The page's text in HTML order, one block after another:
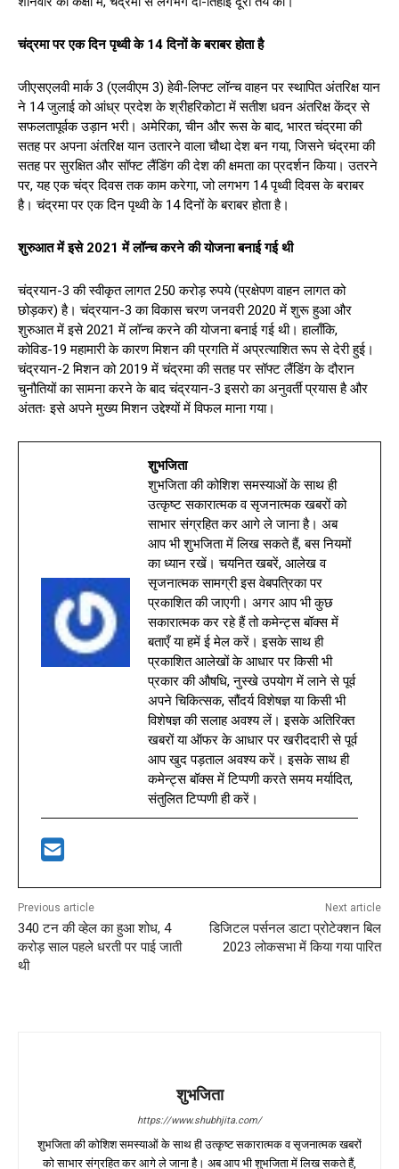
चंद्रमा पर एक दिन पृथ्वी के 14 दिनों के बराबर होता है
जीएसएलवी मार्क 3 (एलवीएम 3) हेवी-लिफ्ट लॉन्च वाहन पर स्थापित अंतरिक्ष यान
ने 14 जुलाई को आंध्र प्रदेश के श्रीहरिकोटा में सतीश धवन अंतरिक्ष केंद्र से
सफलतापूर्वक उड़ान भरी। अमेरिका, चीन और रूस के बाद, भारत चंद्रमा की
सतह पर अपना अंतरिक्ष यान उतारने वाला चौथा देश बन गया, जिसने चंद्रमा की
सतह पर सुरक्षित और सॉफ्ट लैंडिंग की देश की क्षमता का प्रदर्शन किया। उतरने
पर, यह एक चंद्र दिवस तक काम करेगा, जो लगभग 14 पृथ्वी दिवस के बराबर
है। चंद्रमा पर एक दिन पृथ्वी के 14 दिनों के बराबर होता है।
शुरुआत में इसे 2021 में लॉन्च करने की योजना बनाई गई थी
चंद्रयान-3 की स्वीकृत लागत 250 करोड़ रुपये (प्रक्षेपण वाहन लागत को
छोड़कर) है। चंद्रयान-3 का विकास चरण जनवरी 2020 में शुरू हुआ और
शुरुआत में इसे 2021 में लॉन्च करने की योजना बनाई गई थी। हालाँकि,
कोविड-19 महामारी के कारण मिशन की प्रगति में अप्रत्याशित रूप से देरी हुई।
चंद्रयान-2 मिशन को 2019 में चंद्रमा की सतह पर सॉफ्ट लैंडिंग के दौरान
चुनौतियों का सामना करने के बाद चंद्रयान-3 इसरो का अनुवर्ती प्रयास है और
अंततः इसे अपने मुख्य मिशन उद्देश्यों में विफल माना गया।
शुभजिता
शुभजिता की कोशिश समस्याओं के साथ ही
उत्कृष्ट सकारात्मक व सृजनात्मक खबरों को
साभार संग्रहित कर आगे ले जाना है। अब
आप भी शुभजिता में लिख सकते हैं, बस नियमों
का ध्यान रखें। चयनित खबरें, आलेख व
सृजनात्मक सामग्री इस वेबपत्रिका पर
प्रकाशित की जाएगी। अगर आप भी कुछ
सकारात्मक कर रहे हैं तो कमेन्ट्स बॉक्स में
बताएँ या हमें ई मेल करें। इसके साथ ही
प्रकाशित आलेखों के आधार पर किसी भी
प्रकार की औषधि, नुस्खे उपयोग में लाने से पूर्व
अपने चिकित्सक, सौंदर्य विशेषज्ञ या किसी भी
विशेषज्ञ की सलाह अवश्य लें। इसके अतिरिक्त
खबरों या ऑफर के आधार पर खरीददारी से पूर्व
आप खुद पड़ताल अवश्य करें। इसके साथ ही
कमेन्ट्स बॉक्स में टिप्पणी करते समय मर्यादित,
संतुलित टिप्पणी ही करें।
Previous article
340 टन की व्हेल का हुआ शोध, 4
करोड़ साल पहले धरती पर पाई जाती
थी
Next article
डिजिटल पर्सनल डाटा प्रोटेक्शन बिल
2023 लोकसभा में किया गया पारित
शुभजिता
https://www.shubhjita.com/
शुभजिता की कोशिश समस्याओं के साथ ही उत्कृष्ट सकारात्मक व सृजनात्मक खबरों
को साभार संग्रहित कर आगे ले जाना है। अब आप भी शुभजिता में लिख सकते हैं,